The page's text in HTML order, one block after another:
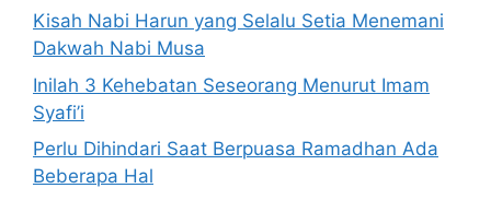
Kisah Nabi Harun yang Selalu Setia Menemani
Dakwah Nabi Musa
Inilah 3 Kehebatan Seseorang Menurut Imam
Syafi’i
Perlu Dihindari Saat Berpuasa Ramadhan Ada
Beberapa Hal